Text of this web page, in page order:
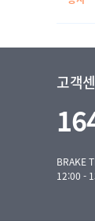
고객
BRAKE
12:00 -